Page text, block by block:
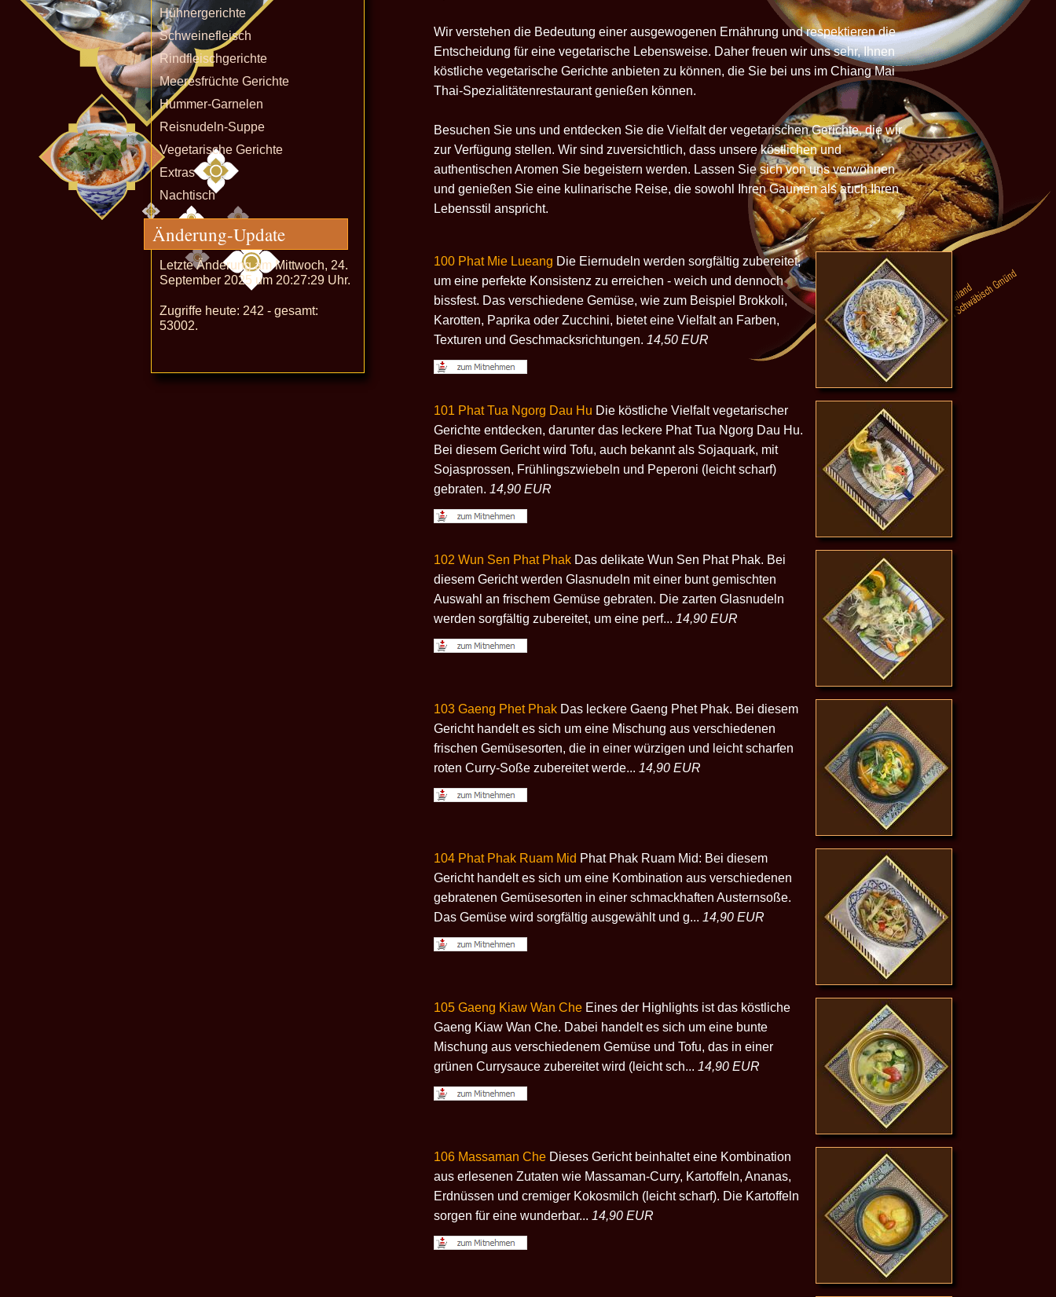
Wir verstehen die Bedeutung einer ausgewogenen Ernährung und respektieren die
Entscheidung für eine vegetarische Lebensweise. Daher freuen wir uns sehr, Ihnen
köstliche vegetarische Gerichte anbieten zu können, die Sie bei uns im Chiang Mai
Thai-Spezialitätenrestaurant genießen können.
Besuchen Sie uns und entdecken Sie die Vielfalt der vegetarischen Gerichte, die wir
zur Verfügung stellen. Wir sind zuversichtlich, dass unsere köstlichen und
authentischen Aromen Sie begeistern werden. Lassen Sie sich von uns verwöhnen
und genießen Sie eine kulinarische Reise, die sowohl Ihren Gaumen als auch Ihren
Lebensstil anspricht.
100 Phat Mie Lueang Die Eiernudeln werden sorgfältig zubereitet,
um eine perfekte Konsistenz zu erreichen - weich und dennoch
bissfest. Das verschiedene Gemüse, wie zum Beispiel Brokkoli,
Karotten, Paprika oder Zucchini, bietet eine Vielfalt an Farben,
Texturen und Geschmacksrichtungen. 14,50 EUR
101 Phat Tua Ngorg Dau Hu Die köstliche Vielfalt vegetarischer
Gerichte entdecken, darunter das leckere Phat Tua Ngorg Dau Hu.
Bei diesem Gericht wird Tofu, auch bekannt als Sojaquark, mit
Sojasprossen, Frühlingszwiebeln und Peperoni (leicht scharf)
gebraten. 14,90 EUR
102 Wun Sen Phat Phak Das delikate Wun Sen Phat Phak. Bei
diesem Gericht werden Glasnudeln mit einer bunt gemischten
Auswahl an frischem Gemüse gebraten. Die zarten Glasnudeln
werden sorgfältig zubereitet, um eine perf... 14,90 EUR
103 Gaeng Phet Phak Das leckere Gaeng Phet Phak. Bei diesem
Gericht handelt es sich um eine Mischung aus verschiedenen
frischen Gemüsesorten, die in einer würzigen und leicht scharfen
roten Curry-Soße zubereitet werde... 14,90 EUR
104 Phat Phak Ruam Mid Phat Phak Ruam Mid: Bei diesem
Gericht handelt es sich um eine Kombination aus verschiedenen
gebratenen Gemüsesorten in einer schmackhaften Austernsoße.
Das Gemüse wird sorgfältig ausgewählt und g... 14,90 EUR
105 Gaeng Kiaw Wan Che Eines der Highlights ist das köstliche
Gaeng Kiaw Wan Che. Dabei handelt es sich um eine bunte
Mischung aus verschiedenem Gemüse und Tofu, das in einer
grünen Currysauce zubereitet wird (leicht sch... 14,90 EUR
106 Massaman Che Dieses Gericht beinhaltet eine Kombination
aus erlesenen Zutaten wie Massaman-Curry, Kartoffeln, Ananas,
Erdnüssen und cremiger Kokosmilch (leicht scharf). Die Kartoffeln
sorgen für eine wunderbar... 14,90 EUR
Hühnergerichte
Schweinefleisch
Rindfleischgerichte
Meeresfrüchte Gerichte
Hummer-Garnelen
Reisnudeln-Suppe
Vegetarische Gerichte
Extras
Nachtisch
Änderung-Update
Letzte Änderung am Mittwoch, 24.
September 2025 um 20:27:29 Uhr.
Zugriffe heute: 242 - gesamt:
53002.